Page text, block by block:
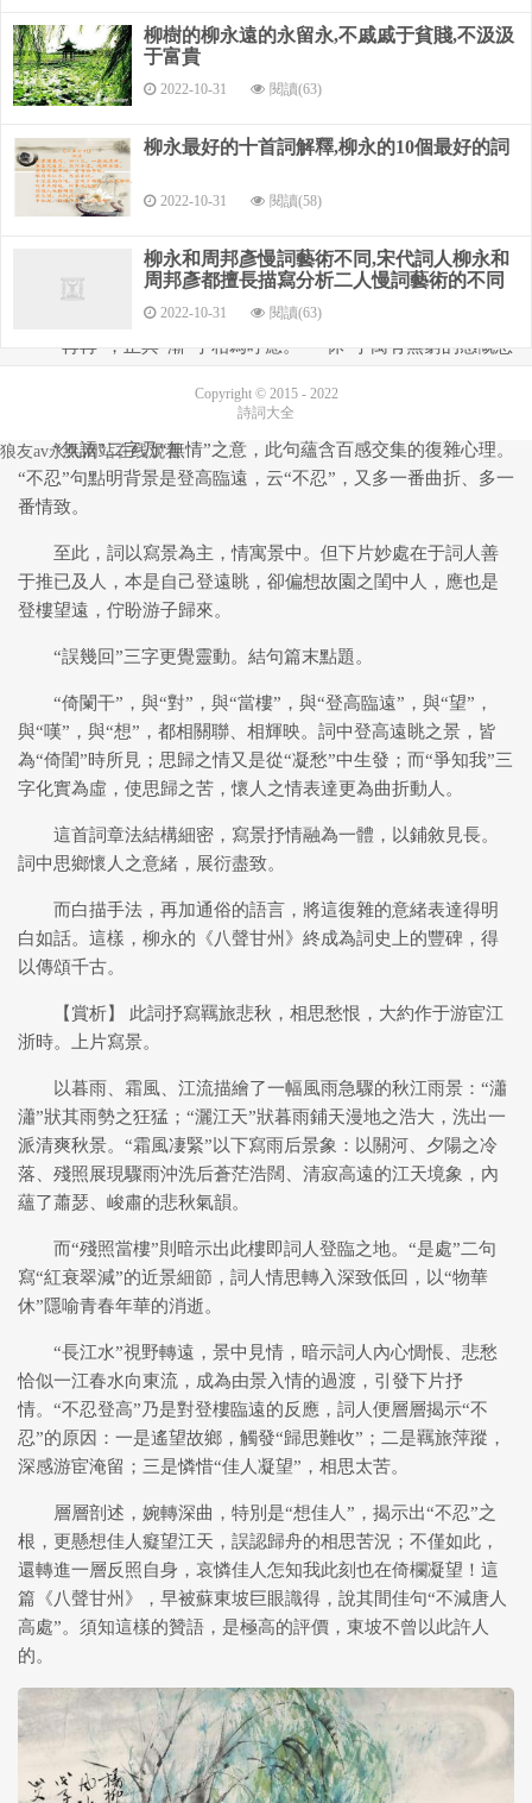
再下一“冷”字，上聲，層層逼緊。而“凄緊”、“冷落”，又皆
雙聲疊響，具有很強的藝術感染力量，緊接一句“殘照當樓”，
這一句精彩處在“當樓”二字，似全宇宙悲秋之氣一起襲
來。 “是處紅衰翠減，苒苒物畢休。”
又見處處皆是一片凋落之景象。“紅衰翠減”，乃用玉溪詩人之
語，倍覺風流蘊藉。
“苒苒”，正與“漸”字相為呼應。一“休”字寓有無窮的感慨愁
不變之間的這種直令千古詞人思索的宇宙人生哲理。
“無語”二字乃“無情”之意，此句蘊含百感交集的復雜心理。
“不忍”句點明背景是登高臨遠，云“不忍”，又多一番曲折、多一
番情致。
至此，詞以寫景為主，情寓景中。但下片妙處在于詞人善
于推已及人，本是自己登遠眺，卻偏想故園之閨中人，應也是
登樓望遠，佇盼游子歸來。
“誤幾回”三字更覺靈動。結句篇末點題。
“倚闌干”，與“對”，與“當樓”，與“登高臨遠”，與“望”，
與“嘆”，與“想”，都相關聯、相輝映。詞中登高遠眺之景，皆
為“倚閨”時所見；思歸之情又是從“凝愁”中生發；而“爭知我”三
字化實為虛，使思歸之苦，懷人之情表達更為曲折動人。
這首詞章法結構細密，寫景抒情融為一體，以鋪敘見長。
詞中思鄉懷人之意緒，展衍盡致。
而白描手法，再加通俗的語言，將這復雜的意緒表達得明
白如話。這樣，柳永的《八聲甘州》終成為詞史上的豐碑，得
以傳頌千古。
【賞析】 此詞抒寫羈旅悲秋，相思愁恨，大約作于游宦江
浙時。上片寫景。
以暮雨、霜風、江流描繪了一幅風雨急驟的秋江雨景：“瀟
瀟”狀其雨勢之狂猛；“灑江天”狀暮雨鋪天漫地之浩大，洗出一
派清爽秋景。“霜風凄緊”以下寫雨后景象：以關河、夕陽之冷
落、殘照展現驟雨沖洗后蒼茫浩闊、清寂高遠的江天境象，內
蘊了蕭瑟、峻肅的悲秋氣韻。
而“殘照當樓”則暗示出此樓即詞人登臨之地。“是處”二句
寫“紅衰翠減”的近景細節，詞人情思轉入深致低回，以“物華
休”隱喻青春年華的消逝。
“長江水”視野轉遠，景中見情，暗示詞人內心惆悵、悲愁
恰似一江春水向東流，成為由景入情的過渡，引發下片抒
情。“不忍登高”乃是對登樓臨遠的反應，詞人便層層揭示“不
忍”的原因：一是遙望故鄉，觸發“歸思難收”；二是羈旅萍蹤，
深感游宦淹留；三是憐惜“佳人凝望”，相思太苦。
層層剖述，婉轉深曲，特別是“想佳人”，揭示出“不忍”之
根，更懸想佳人癡望江天，誤認歸舟的相思苦況；不僅如此，
還轉進一層反照自身，哀憐佳人怎知我此刻也在倚欄凝望！這
篇《八聲甘州》，早被蘇東坡巨眼識得，說其間佳句“不減唐人
高處”。須知這樣的贊語，是極高的評價，東坡不曾以此許人
的。
柳樹的柳永遠的永留永,不戚戚于貧賤,不汲汲
于富貴
2022-10-31 閱讀(63)
柳永最好的十首詞解釋,柳永的10個最好的詞
2022-10-31 閱讀(58)
柳永和周邦彥慢詞藝術不同,宋代詞人柳永和
周邦彥都擅長描寫分析二人慢詞藝術的不同
2022-10-31 閱讀(63)
Copyright © 2015 - 2022
詩詞大全
狼友av永久网站在线观看